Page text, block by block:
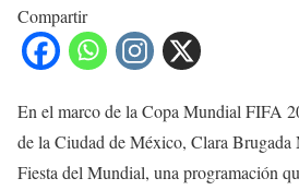
Compartir
En el marco de la Copa Mundial FIFA
de la Ciudad de México, Clara Brugada
Fiesta del Mundial, una programación